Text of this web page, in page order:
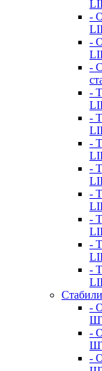
-
-
-
-
-
-
-
-
-
-
-
-
-
-